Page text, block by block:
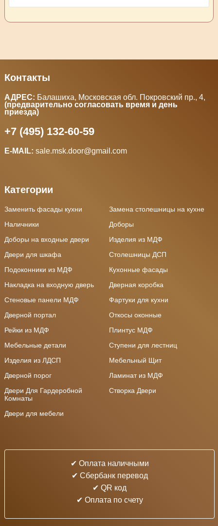
Контакты
АДРЕС: Балашиха, Московская обл. Покровский пр., 4,
(предварительно согласовать время и день
приезда)
+7 (495) 132-60-59
E-MAIL: sale.msk.door@gmail.com
Категории
Заменить фасады кухни
Замена столешницы на кухне
Наличники
Доборы
Доборы на входные двери
Изделия из МДФ
Двери для шкафа
Столешницы ДСП
Подоконники из МДФ
Кухонные фасады
Накладка на входную дверь
Дверная коробка
Стеновые панели МДФ
Фартуки для кухни
Дверной портал
Откосы оконные
Рейки из МДФ
Плинтус МДФ
Мебельные детали
Ступени для лестниц
Изделия из ЛДСП
Мебельный Щит
Дверной порог
Ламинат из МДФ
Двери Для Гардеробной
Комнаты
Створка Двери
Двери для мебели
✔ Оплата наличными
✔ Cбербанк перевод
✔ QR код
✔ Оплата по счету